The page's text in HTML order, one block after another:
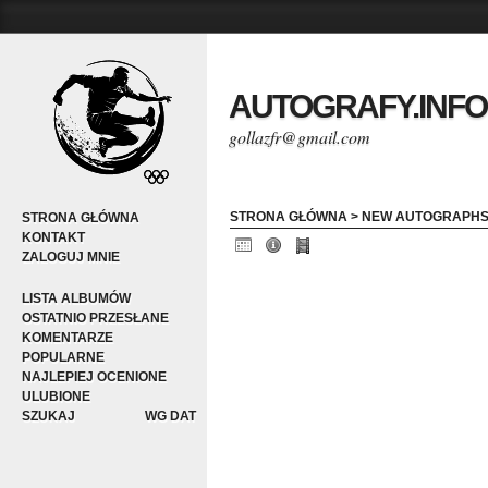
STRONA GŁÓWNA
KONTAKT
ZALOGUJ MNIE
LISTA ALBUMÓW
OSTATNIO PRZESŁANE
KOMENTARZE
POPULARNE
NAJLEPIEJ OCENIONE
ULUBIONE
WG DAT
SZUKAJ
gollazfr@gmail.com
STRONA GŁÓWNA > NEW AUTOGRAPHS